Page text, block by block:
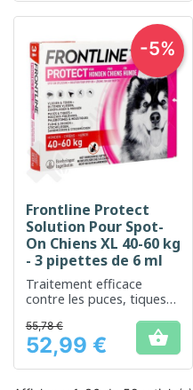
Frontline Protect
Solution Pour Spot-
On Chiens XL 40-60 kg
- 3 pipettes de 6 ml
Traitement efficace
contre les puces, tiques
de grande taille
Prix
55,78 €
52,99 € 
-5%